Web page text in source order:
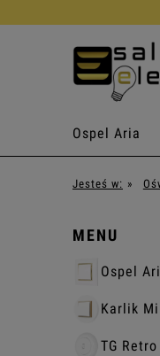
Ospel Aria
Jesteś w: »
MENU
Ospel
Karlik
TG Retro